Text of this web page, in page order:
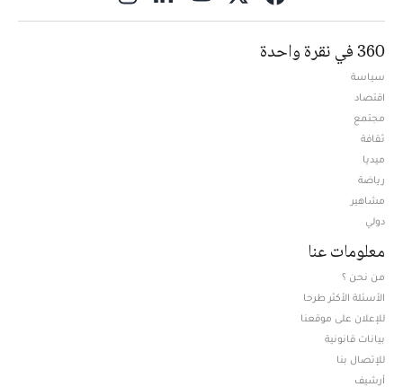
360 في نقرة واحدة
سياسة
اقتصاد
مجتمع
ثقافة
ميديا
رياضة
مشاهير
دولي
معلومات عنا
من نحن ؟
الأسئلة الأكثر طرحا
للإعلان على موقعنا
بيانات قانونية
للإتصال بنا
أرشيف